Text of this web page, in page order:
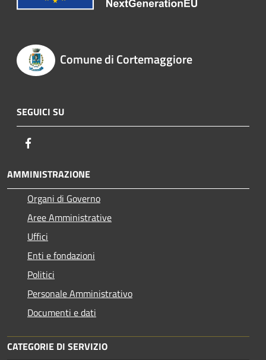
Comune di Cortemaggiore
SEGUICI SU
AMMINISTRAZIONE
Organi di Governo
Aree Amministrative
Uffici
Enti e fondazioni
Politici
Personale Amministrativo
Documenti e dati
CATEGORIE DI SERVIZIO